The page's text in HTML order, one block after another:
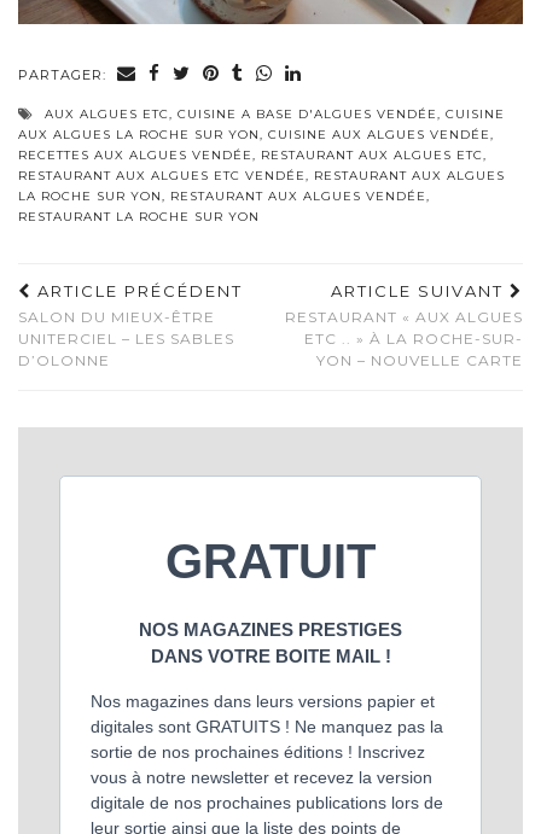
PARTAGER:
AUX ALGUES ETC, CUISINE A BASE D'ALGUES VENDÉE, CUISINE
AUX ALGUES LA ROCHE SUR YON, CUISINE AUX ALGUES VENDÉE,
RECETTES AUX ALGUES VENDÉE, RESTAURANT AUX ALGUES ETC,
RESTAURANT AUX ALGUES ETC VENDÉE, RESTAURANT AUX ALGUES
LA ROCHE SUR YON, RESTAURANT AUX ALGUES VENDÉE,
RESTAURANT LA ROCHE SUR YON
ARTICLE PRÉCÉDENT
SALON DU MIEUX-ÊTRE
UNITERCIEL – LES SABLES
D’OLONNE
ARTICLE SUIVANT
RESTAURANT « AUX ALGUES
ETC .. » À LA ROCHE-SUR-
YON – NOUVELLE CARTE